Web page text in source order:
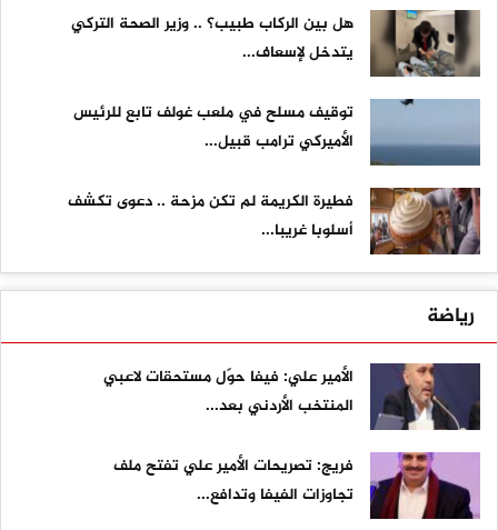
هل بين الركاب طبيب؟ .. وزير الصحة التركي
يتدخل لإسعاف...
توقيف مسلح في ملعب غولف تابع للرئيس
الأميركي ترامب قبيل...
فطيرة الكريمة لم تكن مزحة .. دعوى تكشف
أسلوبا غريبا...
رياضة
الأمير علي: فيفا حوّل مستحقات لاعبي
المنتخب الأردني بعد...
فريج: تصريحات الأمير علي تفتح ملف
تجاوزات الفيفا وتدافع...